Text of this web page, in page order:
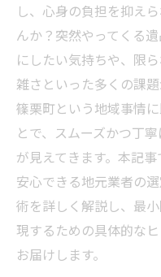
し、心身の負担を抑え
んか？突然やってくる
にしたい気持ちや、限
雑さといった多くの課
篠栗町という地域事情
とで、スムーズかつ丁
が見えてきます。本記
安心できる地元業者の
術を詳しく解説し、最
現するための具体的な
お届けします。